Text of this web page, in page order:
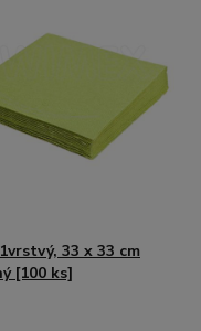
33 x 33 cm
[100 ks]